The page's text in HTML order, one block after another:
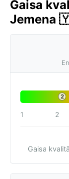
Gaisa
Jemena
2
1 2
Gaisa